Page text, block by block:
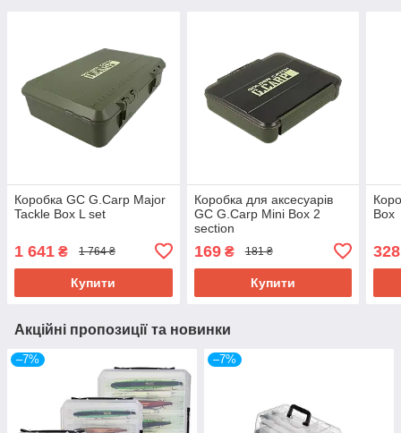
Коробка GC G.Carp Major
Tackle Box L set
1 641 ₴ 1 764 ₴
Купити
Коробка для аксесуарів
GC G.Carp Mini Box 2
section
169₴ 181 ₴
Купити
Box
328
Акційні пропозиції та новинки
–7% –7%